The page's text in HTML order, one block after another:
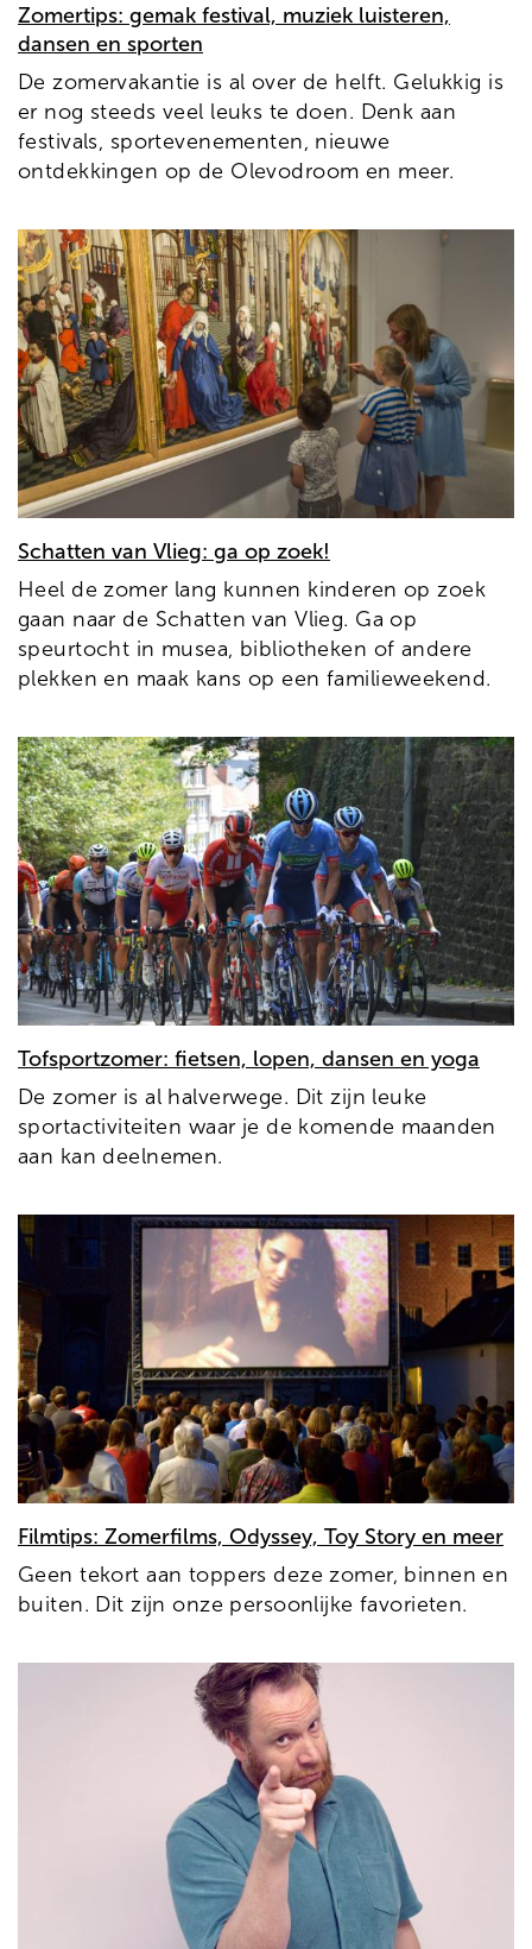
Zomertips: gemak festival, muziek luisteren,
dansen en sporten
De zomervakantie is al over de helft. Gelukkig is
er nog steeds veel leuks te doen. Denk aan
festivals, sportevenementen, nieuwe
ontdekkingen op de Olevodroom en meer.
Schatten van Vlieg: ga op zoek!
Heel de zomer lang kunnen kinderen op zoek
gaan naar de Schatten van Vlieg. Ga op
speurtocht in musea, bibliotheken of andere
plekken en maak kans op een familieweekend.
Tofsportzomer: fietsen, lopen, dansen en yoga
De zomer is al halverwege. Dit zijn leuke
sportactiviteiten waar je de komende maanden
aan kan deelnemen.
Filmtips: Zomerfilms, Odyssey, Toy Story en meer
Geen tekort aan toppers deze zomer, binnen en
buiten. Dit zijn onze persoonlijke favorieten.